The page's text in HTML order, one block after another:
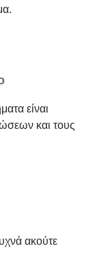
είναι
και τους
ακούτε